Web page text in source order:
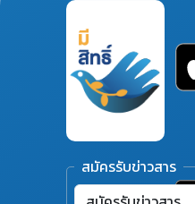
สมัครรับข่าวสาร